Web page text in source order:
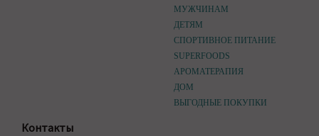
МУЖЧИНАМ
ДЕТЯМ
СПОРТИВНОЕ ПИТАНИЕ
SUPERFOODS
АРОМАТЕРАПИЯ
ДОМ
ВЫГОДНЫЕ ПОКУПКИ
Контакты